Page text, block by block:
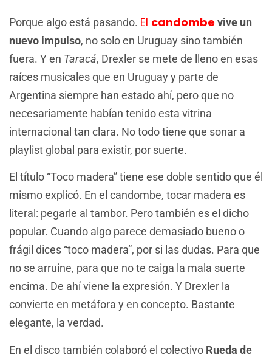
Porque algo está pasando. El candombe vive un
nuevo impulso, no solo en Uruguay sino también
fuera. Y en Taracá, Drexler se mete de lleno en esas
raíces musicales que en Uruguay y parte de
Argentina siempre han estado ahí, pero que no
necesariamente habían tenido esta vitrina
internacional tan clara. No todo tiene que sonar a
playlist global para existir, por suerte.
El título “Toco madera” tiene ese doble sentido que él
mismo explicó. En el candombe, tocar madera es
literal: pegarle al tambor. Pero también es el dicho
popular. Cuando algo parece demasiado bueno o
frágil dices “toco madera”, por si las dudas. Para que
no se arruine, para que no te caiga la mala suerte
encima. De ahí viene la expresión. Y Drexler la
convierte en metáfora y en concepto. Bastante
elegante, la verdad.
En el disco también colaboró el colectivo Rueda de